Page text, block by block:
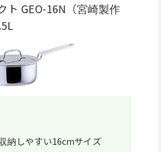
ト GEO-16N（宮崎製作
納しやすい16cmサイズ